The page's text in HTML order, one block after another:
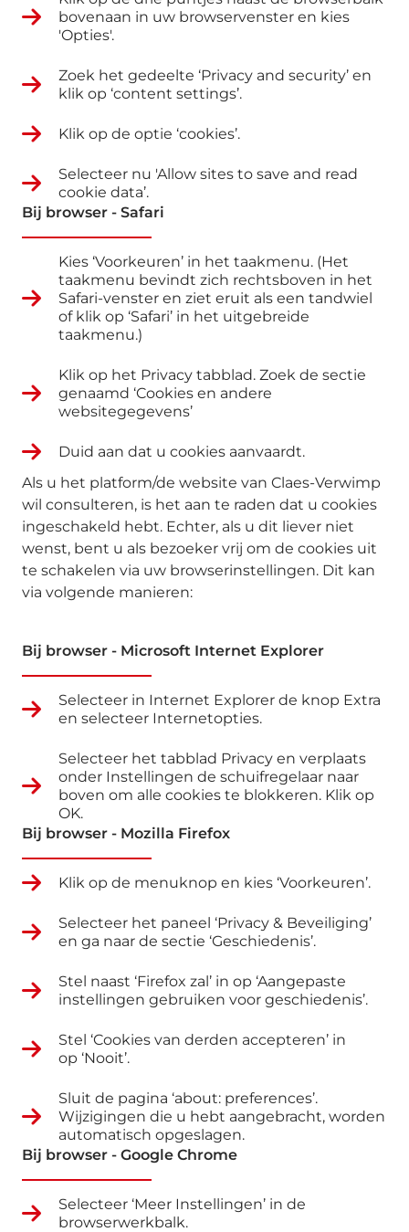
bovenaan in uw browservenster en kies
'Opties'.
Zoek het gedeelte ‘Privacy and security’ en
klik op ‘content settings’.
Klik op de optie ‘cookies’.
Selecteer nu 'Allow sites to save and read
cookie data’.
Bij browser - Safari
Kies ‘Voorkeuren’ in het taakmenu. (Het
taakmenu bevindt zich rechtsboven in het
Safari-venster en ziet eruit als een tandwiel
of klik op ‘Safari’ in het uitgebreide
taakmenu.)
Klik op het Privacy tabblad. Zoek de sectie
genaamd ‘Cookies en andere
websitegegevens’
Duid aan dat u cookies aanvaardt.
Als u het platform/de website van Claes-Verwimp
wil consulteren, is het aan te raden dat u cookies
ingeschakeld hebt. Echter, als u dit liever niet
wenst, bent u als bezoeker vrij om de cookies uit
te schakelen via uw browserinstellingen. Dit kan
via volgende manieren:
Bij browser - Microsoft Internet Explorer
Selecteer in Internet Explorer de knop Extra
en selecteer Internetopties.
Selecteer het tabblad Privacy en verplaats
onder Instellingen de schuifregelaar naar
boven om alle cookies te blokkeren. Klik op
OK.
Bij browser - Mozilla Firefox
Klik op de menuknop en kies ‘Voorkeuren’.
Selecteer het paneel ‘Privacy & Beveiliging’
en ga naar de sectie ‘Geschiedenis’.
Stel naast ‘Firefox zal’ in op ‘Aangepaste
instellingen gebruiken voor geschiedenis’.
Stel ‘Cookies van derden accepteren’ in
op ‘Nooit’.
Sluit de pagina ‘about: preferences’.
Wijzigingen die u hebt aangebracht, worden
automatisch opgeslagen.
Bij browser - Google Chrome
Selecteer ‘Meer Instellingen’ in de
browserwerkbalk.